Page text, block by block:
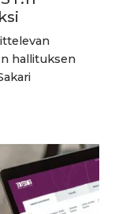
hallituksen